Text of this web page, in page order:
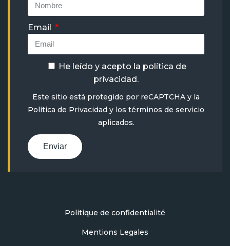
Email
He leído y acepto la política de
privacidad.
Este sitio está protegido por reCAPTCHA y la
Política de Privacidad y los términos de servicio
aplicados.
Enviar
Politique de confidentialité
Mentions Legales